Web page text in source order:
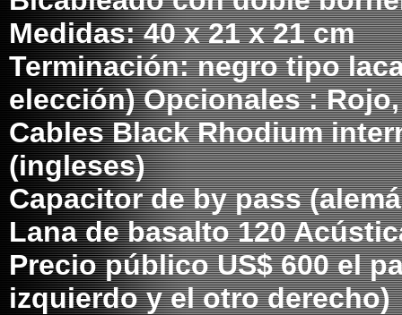
Medidas: 40 x 21 x 21 cm
Terminación: negro tipo
elección) Opcionales :
Cables Black Rhodium
(ingleses)
Capacitor de by pass
Lana de basalto 120
Precio público US$ 600 el
izquierdo y el otro derecho)